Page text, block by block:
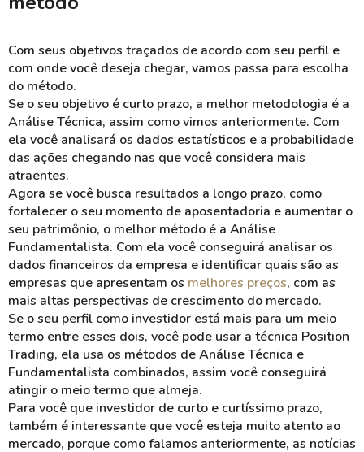
Com seus objetivos traçados de acordo com seu perfil e
com onde você deseja chegar, vamos passa para escolha
do método.
Se o seu objetivo é curto prazo, a melhor metodologia é a
Análise Técnica, assim como vimos anteriormente. Com
ela você analisará os dados estatísticos e a probabilidade
das ações chegando nas que você considera mais
atraentes.
Agora se você busca resultados a longo prazo, como
fortalecer o seu momento de aposentadoria e aumentar o
seu patrimônio, o melhor método é a Análise
Fundamentalista. Com ela você conseguirá analisar os
dados financeiros da empresa e identificar quais são as
empresas que apresentam os melhores preços, com as
mais altas perspectivas de crescimento do mercado.
Se o seu perfil como investidor está mais para um meio
termo entre esses dois, você pode usar a técnica Position
Trading, ela usa os métodos de Análise Técnica e
Fundamentalista combinados, assim você conseguirá
atingir o meio termo que almeja.
Para você que investidor de curto e curtíssimo prazo,
também é interessante que você esteja muito atento ao
mercado, porque como falamos anteriormente, as notícias